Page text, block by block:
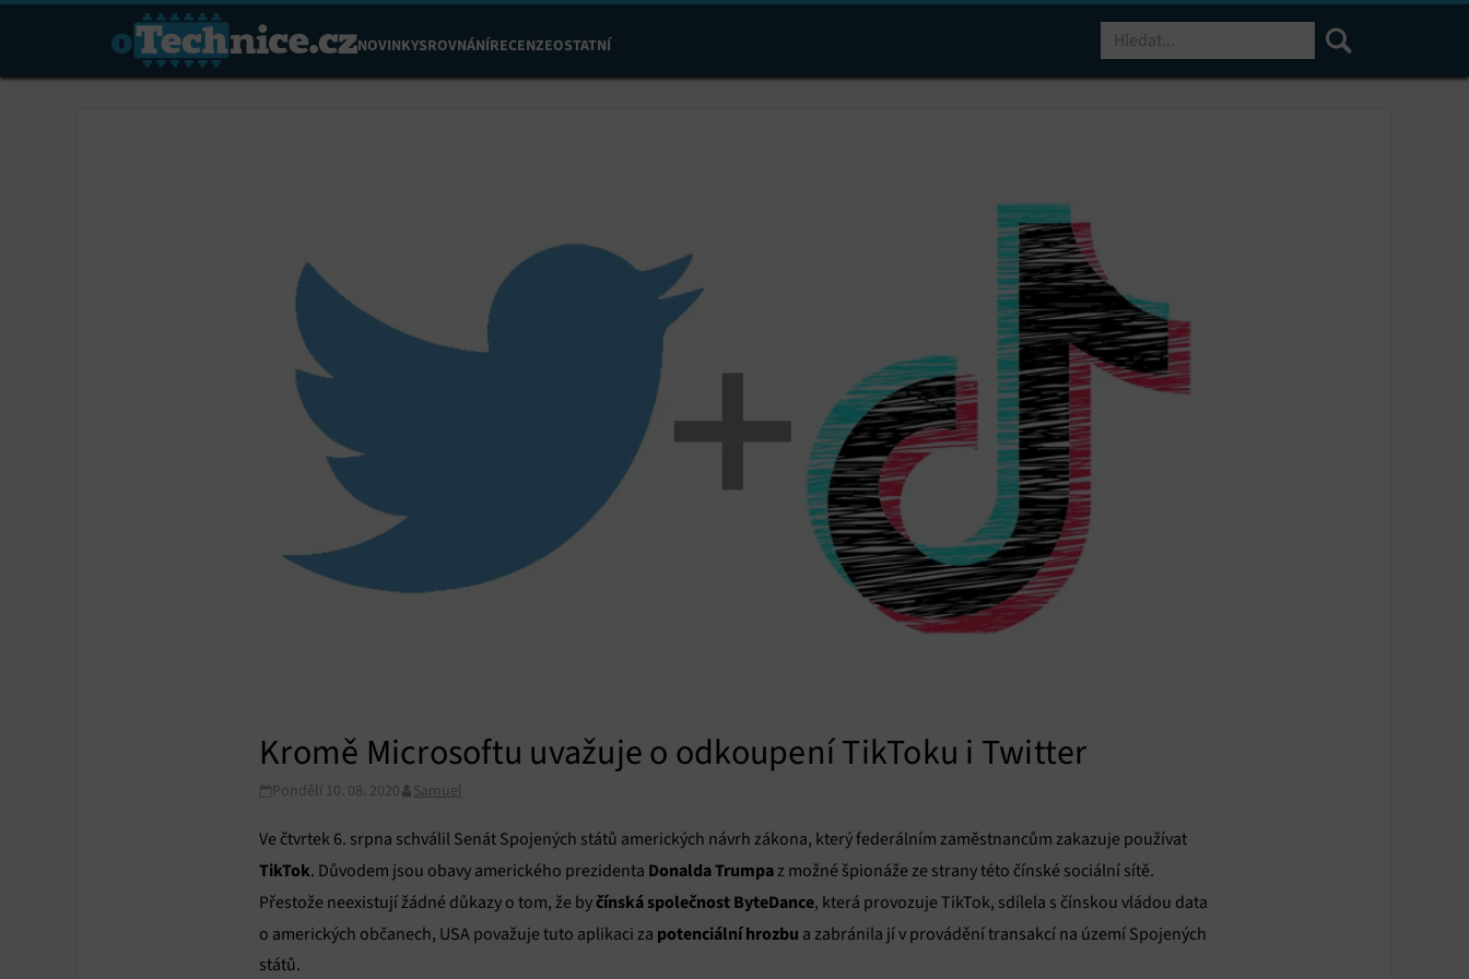
NOVINKYSROVNÁNÍRECENZEOSTATNÍ
Kromě Microsoftu uvažuje o odkoupení TikToku i Twitter
Pondělí 10. 08. 2020 Samuel
Ve čtvrtek 6. srpna schválil Senát Spojených států amerických návrh zákona, který federálním zaměstnancům zakazuje používat
TikTok. Důvodem jsou obavy amerického prezidenta Donalda Trumpaz možné špionáže ze strany této čínské sociální sítě.
Přestože neexistují žádné důkazy o tom, že byčínská společnost ByteDance, která provozuje TikTok, sdílela s čínskou vládou data
o amerických občanech, USA považuje tuto aplikaci za potenciální hrozbu a zabránila jí v provádění transakcí na území Spojených
států.